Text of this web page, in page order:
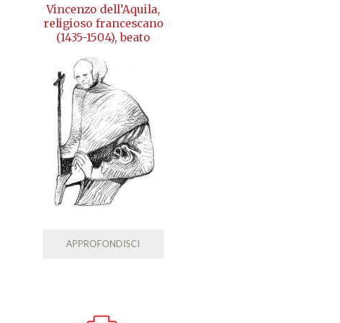
Vincenzo dell’Aquila,
religioso francescano
(1435-1504), beato
APPROFONDISCI